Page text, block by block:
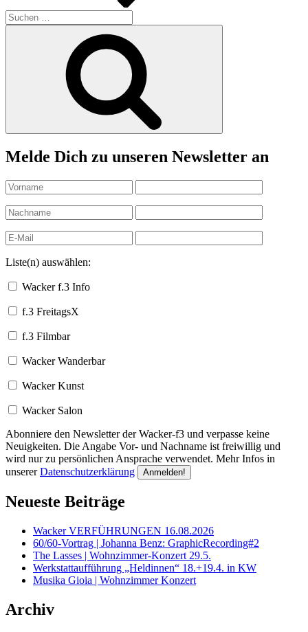
Suchen
nach:
Melde Dich zu unseren Newsletter an
Liste(n) auswählen:
Wacker f.3 Info
f.3 FreitagsX
f.3 Filmbar
Wacker Wanderbar
Wacker Kunst
Wacker Salon
Abonniere den Newsletter der Wacker-f3 und verpasse keine
Neuigkeiten. Die Angabe Vor- und Nachname ist freiwillig und
wird nur zu persönlichen Ansprache verwendet. Mehr Infos in
unsererDatenschutzerklärung
Neueste Beiträge
Wacker VERFÜHRUNGEN 16.08.2026
60/60-Vortrag | Johanna Benz: GraphicRecording#2
The Lasses | Wohnzimmer-Konzert 29.5.
Werkstattaufführung „Heldinnen“ 18.+19.4. in KW
Musika Gioia | Wohnzimmer Konzert
Archiv